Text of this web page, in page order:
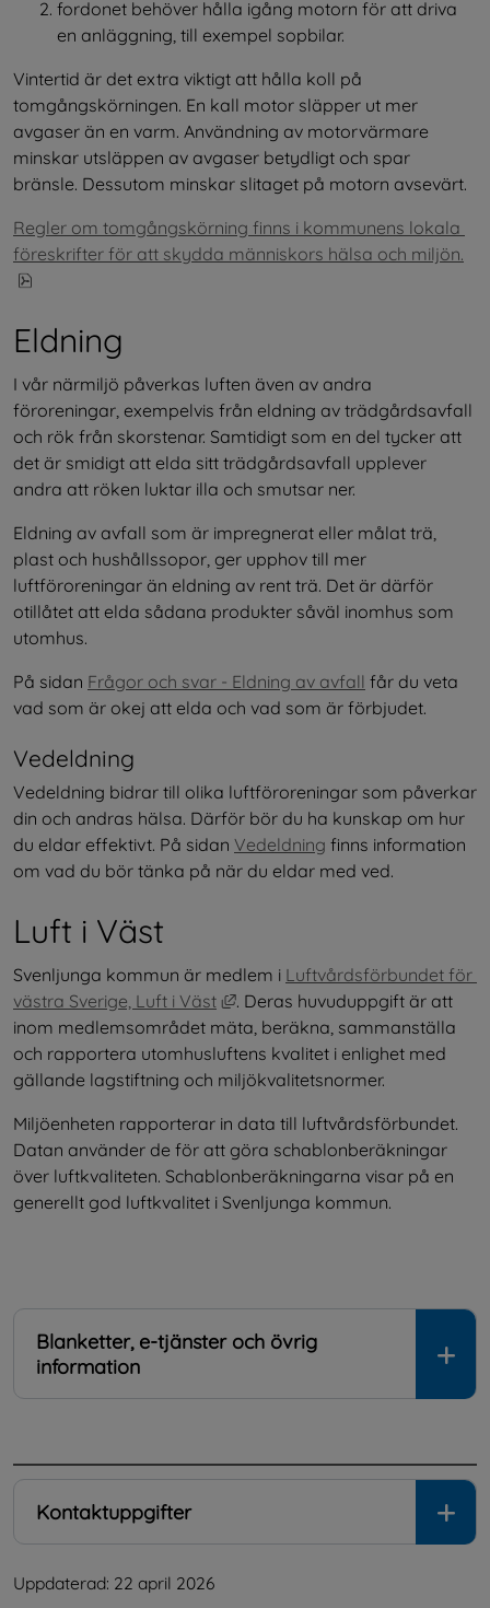
fordonet behöver hålla igång motorn för att driva
en anläggning, till exempel sopbilar.
Vintertid är det extra viktigt att hålla koll på
tomgångskörningen. En kall motor släpper ut mer
avgaser än en varm. Användning av motorvärmare
minskar utsläppen av avgaser betydligt och spar
bränsle. Dessutom minskar slitaget på motorn avsevärt.
Regler om tomgångskörning finns i kommunens lokala
föreskrifter för att skydda människors hälsa och miljön.
Eldning
I vår närmiljö påverkas luften även av andra
föroreningar, exempelvis från eldning av trädgårdsavfall
och rök från skorstenar. Samtidigt som en del tycker att
det är smidigt att elda sitt trädgårdsavfall upplever
andra att röken luktar illa och smutsar ner.
Eldning av avfall som är impregnerat eller målat trä,
plast och hushållssopor, ger upphov till mer
luftföroreningar än eldning av rent trä. Det är därför
otillåtet att elda sådana produkter såväl inomhus som
utomhus.
På sidan Frågor och svar - Eldning av avfall får du veta
vad som är okej att elda och vad som är förbjudet.
Vedeldning
Vedeldning bidrar till olika luftföroreningar som påverkar
din och andras hälsa. Därför bör du ha kunskap om hur
du eldar effektivt. På sidan Vedeldning finns information
om vad du bör tänka på när du eldar med ved.
Luft i Väst
Svenljunga kommun är medlem i Luftvårdsförbundet för
västra Sverige, Luft i Väst
Länk till annan webbplats,
. Deras huvuduppgift är att
inom medlemsområdet mäta, beräkna, sammanställa
och rapportera utomhusluftens kvalitet i enlighet med
gällande lagstiftning och miljökvalitetsnormer.
Miljöenheten rapporterar in data till luftvårdsförbundet.
Datan använder de för att göra schablonberäkningar
över luftkvaliteten. Schablonberäkningarna visar på en
generellt god luftkvalitet i Svenljunga kommun.
Blanketter, e-tjänster och övrig
information
Kontaktuppgifter
Uppdaterad: 22 april 2026